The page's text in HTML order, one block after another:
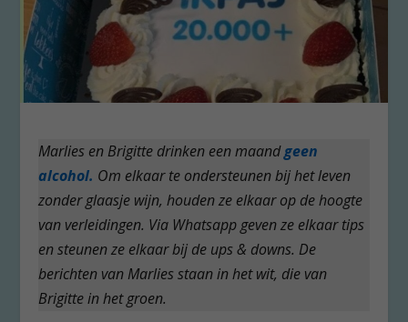
Marlies en Brigitte drinken een maandgeen
alcohol. Om elkaar te ondersteunen bij het leven
zonder glaasje wijn, houden ze elkaar op de hoogte
van verleidingen. Via Whatsapp geven ze elkaar tips
en steunen ze elkaar bij de ups & downs. De
berichten van Marlies staan in het wit, die van
Brigitte in het groen.